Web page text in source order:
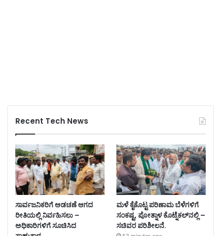
Recent Tech News
ಸಾರ್ವಜನಿಕರಿಗೆ ಅಡಚಣೆ ಆಗದ
ರೀತಿಯಲ್ಲಿ ನಿರ್ವಹಿಸಲು –
ಅಧಿಕಾರಿಗಳಿಗೆ ಸೂಚಿಸಿದ
ಮಳೆ ಕೈಕೊಟ್ಟ ಪರಿಣಾಮ ಬೆಳೆಗಳಿಗೆ
ಸಂಕಷ್ಟ, ಪೋತ್ನಾಳ ಕೊಟ್ನೆಕಲ್‌ನಲ್ಲಿ –
ಸಚಿವರ ಪರಿಶೀಲನೆ.